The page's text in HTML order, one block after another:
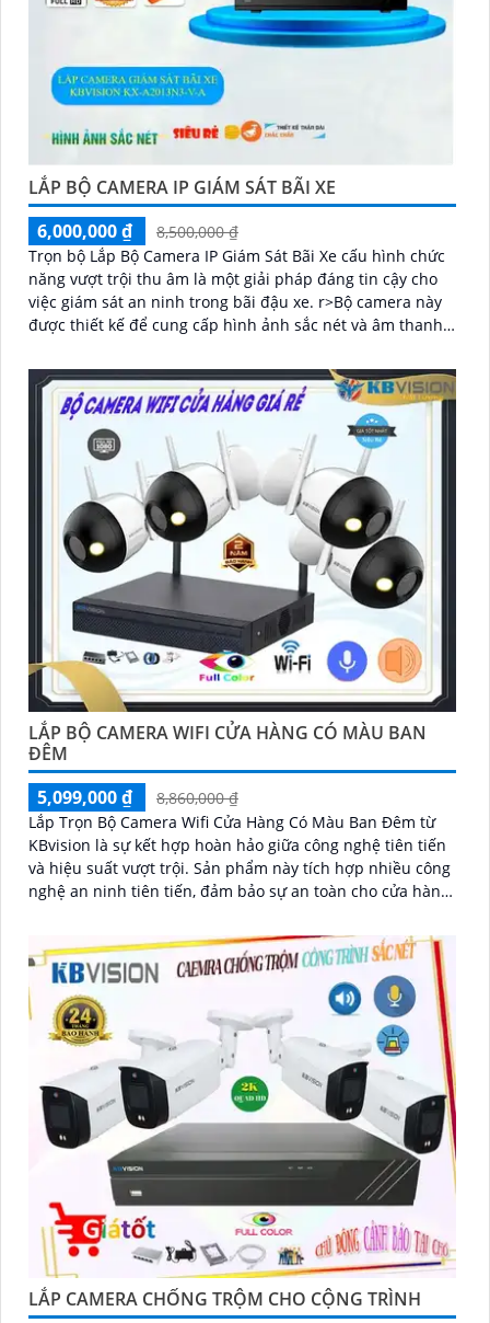
LẮP BỘ CAMERA IP GIÁM SÁT BÃI XE
6,000,000 ₫
8,500,000 ₫
Trọn bộ Lắp Bộ Camera IP Giám Sát Bãi Xe cấu hình chức
năng vượt trội thu âm là một giải pháp đáng tin cậy cho
việc giám sát an ninh trong bãi đậu xe. r>Bộ camera này
được thiết kế để cung cấp hình ảnh sắc nét và âm thanh
LẮP BỘ CAMERA WIFI CỬA HÀNG CÓ MÀU BAN
ĐÊM
5,099,000 ₫
8,860,000 ₫
Lắp Trọn Bộ Camera Wifi Cửa Hàng Có Màu Ban Đêm từ
KBvision là sự kết hợp hoàn hảo giữa công nghệ tiên tiến
và hiệu suất vượt trội. Sản phẩm này tích hợp nhiều công
nghệ an ninh tiên tiến, đảm bảo sự an toàn cho cửa hàng
LẮP CAMERA CHỐNG TRỘM CHO CỘNG TRÌNH